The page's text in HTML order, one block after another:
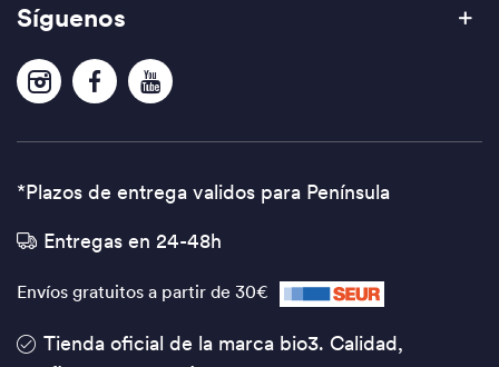
Síguenos
*Plazos de entrega validos para Península
Entregas en 24-48h
Envíos gratuitos a partir de 30€
Tienda oficial de la marca bio3. Calidad,